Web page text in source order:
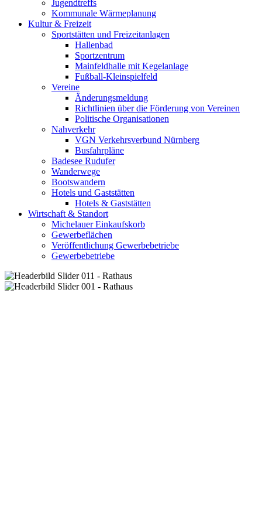
Jugendtreffs
Kommunale Wärmeplanung
Kultur & Freizeit
Sportstätten und Freizeitanlagen
Hallenbad
Sportzentrum
Mainfeldhalle mit Kegelanlage
Fußball-Kleinspielfeld
Vereine
Änderungsmeldung
Richtlinien über die Förderung von Vereinen
Politische Organisationen
Nahverkehr
VGN Verkehrsverbund Nürnberg
Busfahrpläne
Badesee Rudufer
Wanderwege
Bootswandern
Hotels und Gaststätten
Hotels & Gaststätten
Wirtschaft & Standort
Michelauer Einkaufskorb
Gewerbeflächen
Veröffentlichung Gewerbebetriebe
Gewerbebetriebe